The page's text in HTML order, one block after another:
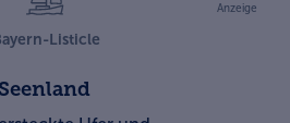
Anzeige
Listicle